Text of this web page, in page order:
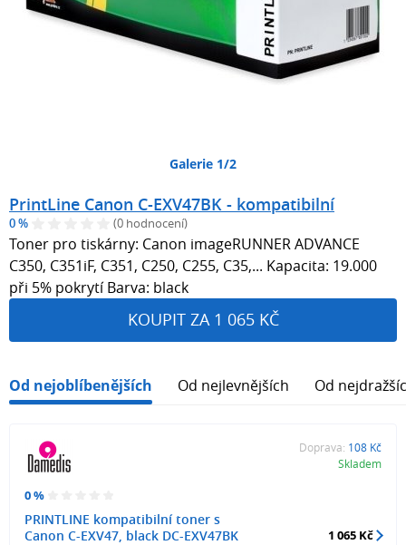
Galerie 1/2
PrintLine Canon C-EXV47BK - kompatibilní
0 % (0 hodnocení)
Toner pro tiskárny: Canon imageRUNNER ADVANCE
C350, C351iF, C351, C250, C255, C35,... Kapacita: 19.000
při 5% pokrytí Barva: black
KOUPIT ZA 1 065 KČ
Od nejoblíbenějších Od nejlevnějších Od
0 %
PRINTLINE kompatibilní toner s
Canon C-EXV47, black DC-EXV47BK
Doprava: 108 Kč
Skladem
1 065 Kč